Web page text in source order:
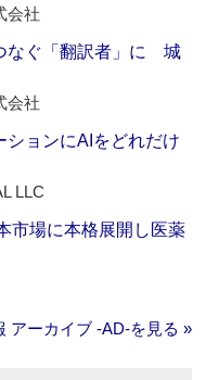
会社
なぐ「翻訳者」に 城
会社
ションにAIをどれだけ
LLC
市場に本格展開し医薬
アーカイブ ‐AD‐を見る »